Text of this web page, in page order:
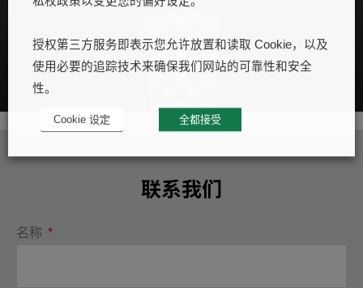
联系我们
名称
授权第三方服务即表示您允许放置和读取 Cookie，以及
使用必要的追踪技术来确保我们网站的可靠性和安全
性。
Cookie 设定 全都接受